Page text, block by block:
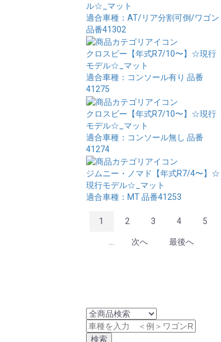
ル☆_マット
適合車種：AT/リア分割可倒/ワゴン
品番41302
クロスビー【年式R7/10〜】☆現行
モデル☆_マット
適合車種：コンソール有り 品番
41275
クロスビー【年式R7/10〜】☆現行
モデル☆_マット
適合車種：コンソール無し 品番
41274
ジムニー・ノマド【年式R7/4〜】☆
現行モデル☆_マット
適合車種：MT 品番41253
1 2 3 4 5
次へ 最後へ